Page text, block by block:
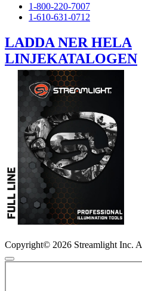
1-800-220-7007
1-610-631-0712
LADDA NER HELA
LINJEKATALOGEN
Copyright© 2026 Streamlight Inc.